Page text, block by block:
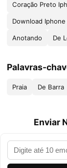
Coração Preto
Download
Anotando De
Palavras-
Praia De Barra
Enviar